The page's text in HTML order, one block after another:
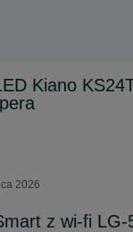
Kiano
2026
z wi-fi LG-